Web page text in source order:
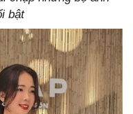
bật